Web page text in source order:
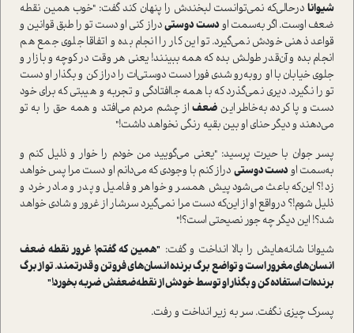
شیوانا در‌حالی‌که نمی‌توانست لبخندش را پنهان کند گفت‌: "خوب همین نقطه‌
ضعف اوست. اگر به‌سمت اودستدوستیدراز کنی او دست تو را طبق قوانین و
قواعد ذهنی خودش نمی‌گیرد. تو این‌ کار را انجام بده و اتفاقا جلوی جمع هم
انجام بده و آن‌قدر طولش بده که همه ببینند! یعنی هر وقت در کوچه و بازار و
جلوی خیابان با او روبه‌رو شدی فورا دست دوستی‌ات را دراز کن و بگذار او دست
تو را نگیرد. دیری نمی‌گذرد که با همه جاافتادگی و تجربه و هیبتی که برای خود
دست و پا کرده، به‌خاطر این ضعفاز چشم مردم می‌افتد و همه حق را به تو
می‌دهند و دیگر حنای او بین بقیه رنگی نخواهد داشت!"
پسر جوان با حیرت پرسید: "یعنی می‌گويید من خودم را خوار و ذلیل کنم و
به‌سمت اودست دوستی دراز کنم با وجودی که می‌دانم او دست مرا پس خواهد
زد!؟ این‌که باعث می‌شود پیش همسر و خواهر و فامیل و پدر و مادر خرد و
ذلیل شوم!؟ در‌واقع او از این‌که دست مرا نمي‌گيرد سرشار از غرور و شادی خواهد
شد؟! این دیگر چه جور نصیحتی ا‌ست؟!"
شیوانا شانه‌هایش را بالا انداخت و گفت‌: "همین که گفتم! غرور نقطه‌ ضعف
انسان‌های مغرور ا‌ست و تواضع برگ برنده انسان‌های فروتن و قدرتمند. تو از برگ
برنده‌ات ا‌ستفاده کن و بگذار او توسط خودش از نقطه‌ضعفش ضربه بخورد!"
پسرک چیزی نگفت. سر به زیر انداخت و رفت.